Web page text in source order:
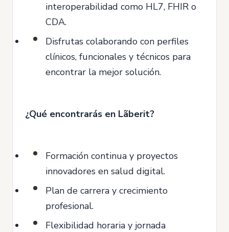
interoperabilidad como HL7, FHIR o
CDA.
Disfrutas colaborando con perfiles
clínicos, funcionales y técnicos para
encontrar la mejor solución.
¿Qué encontrarás en Lãberit?
Formación continua y proyectos
innovadores en salud digital.
Plan de carrera y crecimiento
profesional.
Flexibilidad horaria y jornada